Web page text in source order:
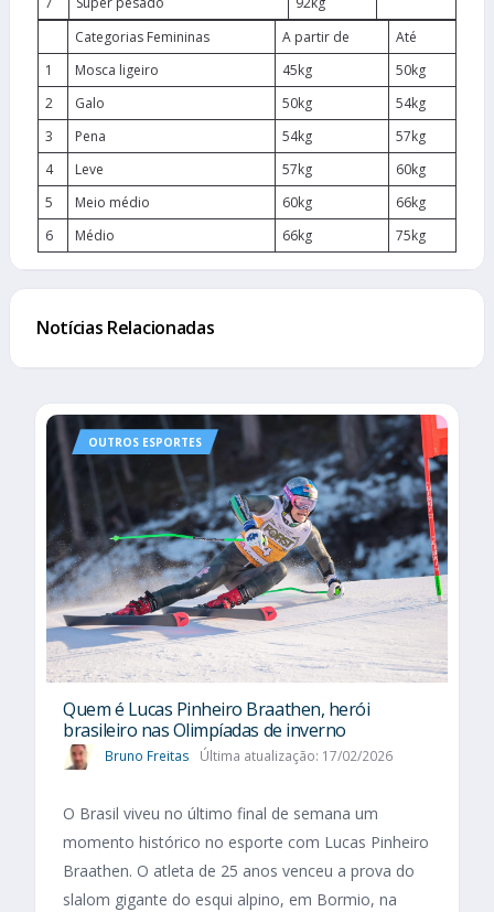
Categorias Femininas
A partir de
Até
1
Mosca ligeiro 45kg
50kg
2
Galo 50kg
54kg
3
Pena 54kg
57kg
4
Leve 57kg
60kg
5
Meio médio 60kg
66kg
6
Médio 66kg 75kg
Notícias Relacionadas
OUTROS ESPORTES
Quem é Lucas Pinheiro Braathen, herói
brasileiro nas Olimpíadas de inverno
Bruno Freitas Última atualização: 17/02/2026
O Brasil viveu no último final de semana um
momento histórico no esporte com Lucas Pinheiro
Braathen. O atleta de 25 anos venceu a prova do
slalom gigante do esqui alpino, em Bormio, na